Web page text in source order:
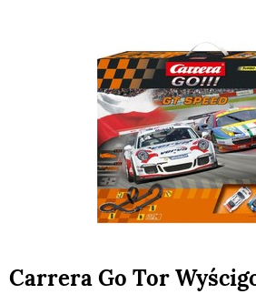
Carrera Go Tor